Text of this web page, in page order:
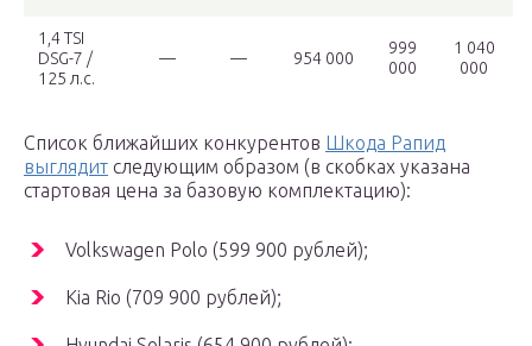
1,4 TSI
DSG-7 /
125 л.с.
— — 954 000
999
000
1 040
000
Список ближайших конкурентов Шкода Рапид
выглядит следующим образом (в скобках указана
стартовая цена за базовую комплектацию):
Volkswagen Polo (599 900 рублей);
Kia Rio (709 900 рублей);